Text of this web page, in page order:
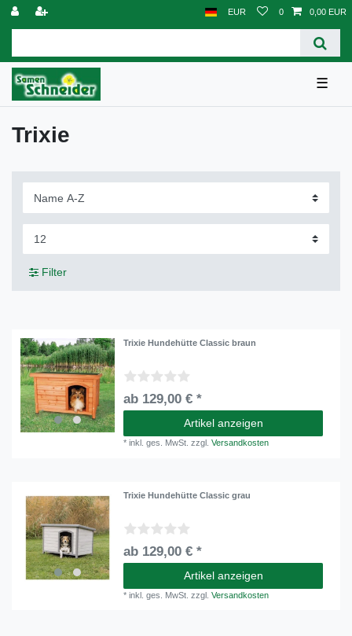
EUR 0 0,00 EUR
☰
Trixie
Filter
Trixie Hundehütte Classic braun
ab 129,00 € *
Artikel anzeigen
*inkl. ges. MwSt. zzgl.Versandkosten
Trixie Hundehütte Classic grau
ab 129,00 € *
Artikel anzeigen
*inkl. ges. MwSt. zzgl.Versandkosten